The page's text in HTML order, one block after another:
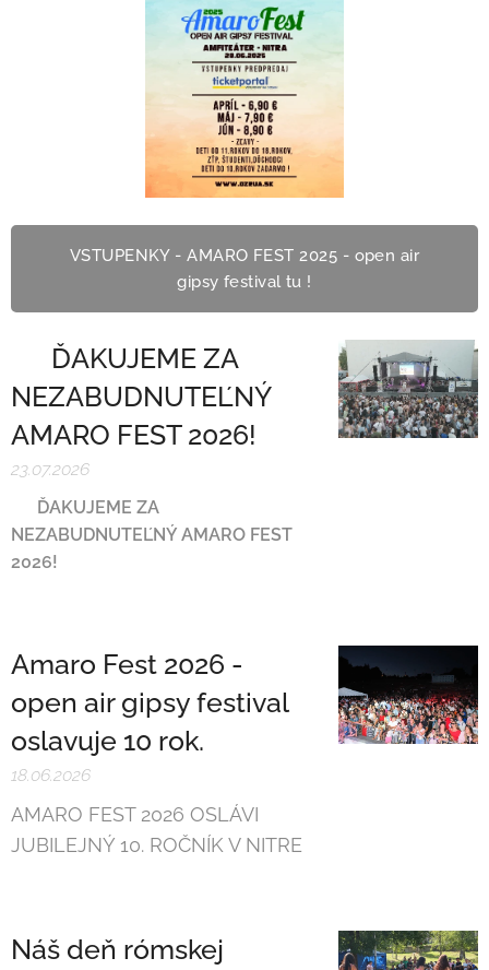
VSTUPENKY - AMARO FEST 2025 - open air
gipsy festival tu !
❤️ ĎAKUJEME ZA
NEZABUDNUTEĽNÝ
AMARO FEST 2026! ❤️
23.07.2026
ĎAKUJEME ZA
NEZABUDNUTEĽNÝ AMARO FEST
2026!
Amaro Fest 2026 -
open air gipsy festival
oslavuje 10 rok.
18.06.2026
AMARO FEST 2026 OSLÁVI
JUBILEJNÝ 10. ROČNÍK V NITRE
Náš deň rómskej